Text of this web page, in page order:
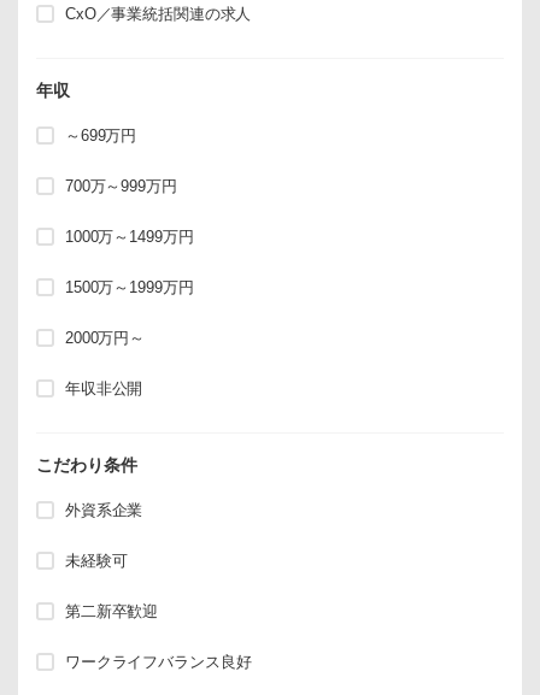
CxO／事業統括関連の求人
年収
～699万円
700万～999万円
1000万～1499万円
1500万～1999万円
2000万円～
年収非公開
こだわり条件
外資系企業
未経験可
第二新卒歓迎
ワークライフバランス良好